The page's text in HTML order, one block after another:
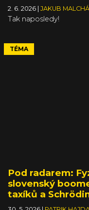
2. 6. 2026 JAKUB
Tak naposledy!
TÉMA
Pod radarem:
slovenský
taxíků a